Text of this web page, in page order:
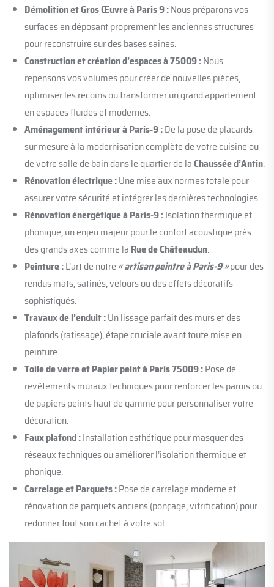
Démolition et Gros Œuvre à Paris 9 :Nous préparons vos
surfaces en déposant proprement les anciennes structures
pour reconstruire sur des bases saines.
Construction et création d’espaces à 75009 :Nous
repensons vos volumes pour créer de nouvelles pièces,
optimiser les recoins ou transformer un grand appartement
en espaces fluides et modernes.
Aménagement intérieur à Paris-9 :De la pose de placards
sur mesure à la modernisation complète de votre cuisine ou
de votre salle de bain dans le quartier de laChaussée d’Antin.
Rénovation électrique :Une mise aux normes totale pour
assurer votre sécurité et intégrer les dernières technologies.
Rénovation énergétique à Paris-9 :Isolation thermique et
phonique, un enjeu majeur pour le confort acoustique près
des grands axes comme la Rue de Châteaudun.
Peinture :L’art de notre « artisan peintre à Paris-9 »pour des
rendus mats, satinés, velours ou des effets décoratifs
sophistiqués.
Travaux de l’enduit :Un lissage parfait des murs et des
plafonds (ratissage), étape cruciale avant toute mise en
peinture.
Toile de verre et Papier peint à Paris 75009 :Pose de
revêtements muraux techniques pour renforcer les parois ou
de papiers peints haut de gamme pour personnaliser votre
décoration.
Faux plafond :Installation esthétique pour masquer des
réseaux techniques ou améliorer l’isolation thermique et
phonique.
Carrelage et Parquets :Pose de carrelage moderne et
rénovation de parquets anciens (ponçage, vitrification) pour
redonner tout son cachet à votre sol.